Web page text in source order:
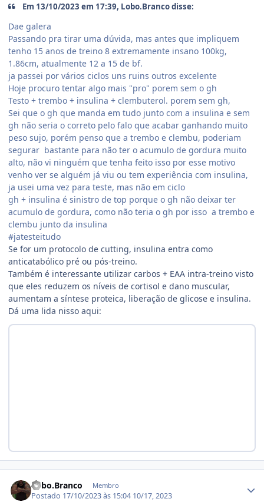
Em 13/10/2023 em 17:39, Lobo.Branco disse:
Dae galera
Passando pra tirar uma dúvida, mas antes que impliquem
tenho 15 anos de treino 8 extremamente insano 100kg,
1.86cm, atualmente 12 a 15 de bf.
ja passei por vários ciclos uns ruins outros excelente
Hoje procuro tentar algo mais "pro" porem sem o gh
Testo + trembo + insulina + clembuterol. porem sem gh,
Sei que o gh que manda em tudo junto com a insulina e sem
gh não seria o correto pelo falo que acabar ganhando muito
peso sujo, porém penso que a trembo e clembu, poderiam
segurar bastante para não ter o acumulo de gordura muito
alto, não vi ninguém que tenha feito isso por esse motivo
venho ver se alguém já viu ou tem experiência com insulina,
ja usei uma vez para teste, mas não em ciclo
gh + insulina é sinistro de top porque o gh não deixar ter
acumulo de gordura, como não teria o gh por isso a trembo e
clembu junto da insulina
#jatesteitudo
Se for um protocolo de cutting, insulina entra como
anticatabólico pré ou pós-treino.
Também é interessante utilizar carbos + EAA intra-treino visto
que eles reduzem os níveis de cortisol e dano muscular,
aumentam a síntese proteica, liberação de glicose e insulina.
Dá uma lida nisso aqui:
Lobo.Branco Membro
Postado 17/10/2023 às 15:04 10/17, 2023